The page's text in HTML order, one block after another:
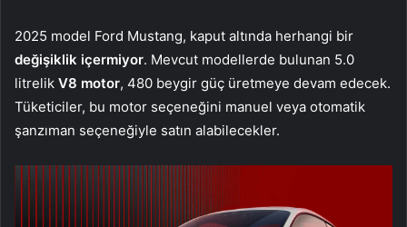
2025 model Ford Mustang, kaput altında herhangi bir
değişiklik içermiyor. Mevcut modellerde bulunan 5.0
litrelik V8 motor, 480 beygir güç üretmeye devam edecek.
Tüketiciler, bu motor seçeneğini manuel veya otomatik
şanzıman seçeneğiyle satın alabilecekler.